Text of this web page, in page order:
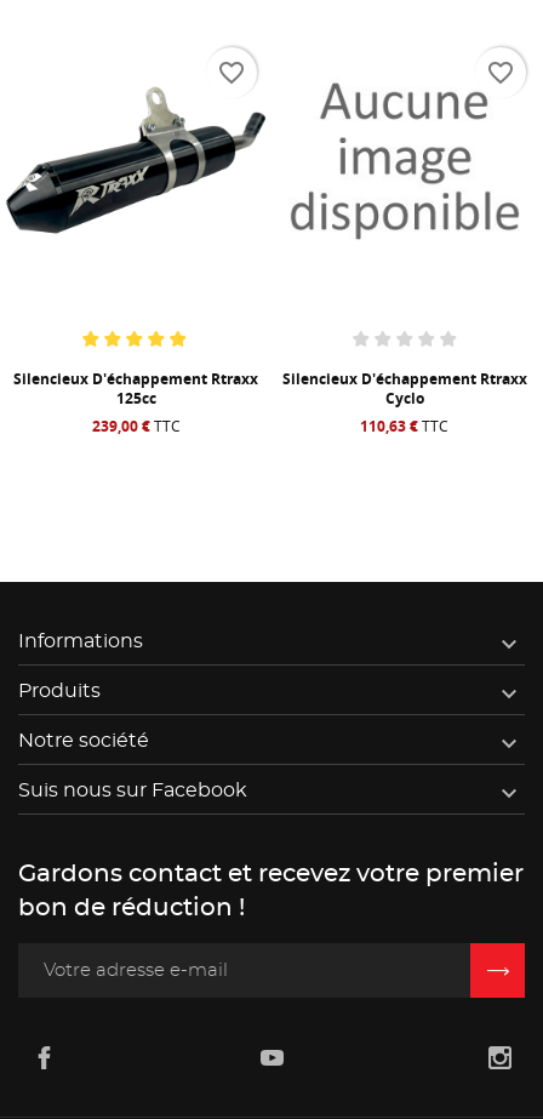
Silencieux D'échappement Rtraxx
125cc
239,00 €TTC
favorite_border
Silencieux D'échappement Rtraxx
Cyclo
110,63 €TTC
favorite_border
Informations 
Produits 
Notre société 
Suis nous sur Facebook 
Gardons contact et recevez votre premier
bon de réduction !